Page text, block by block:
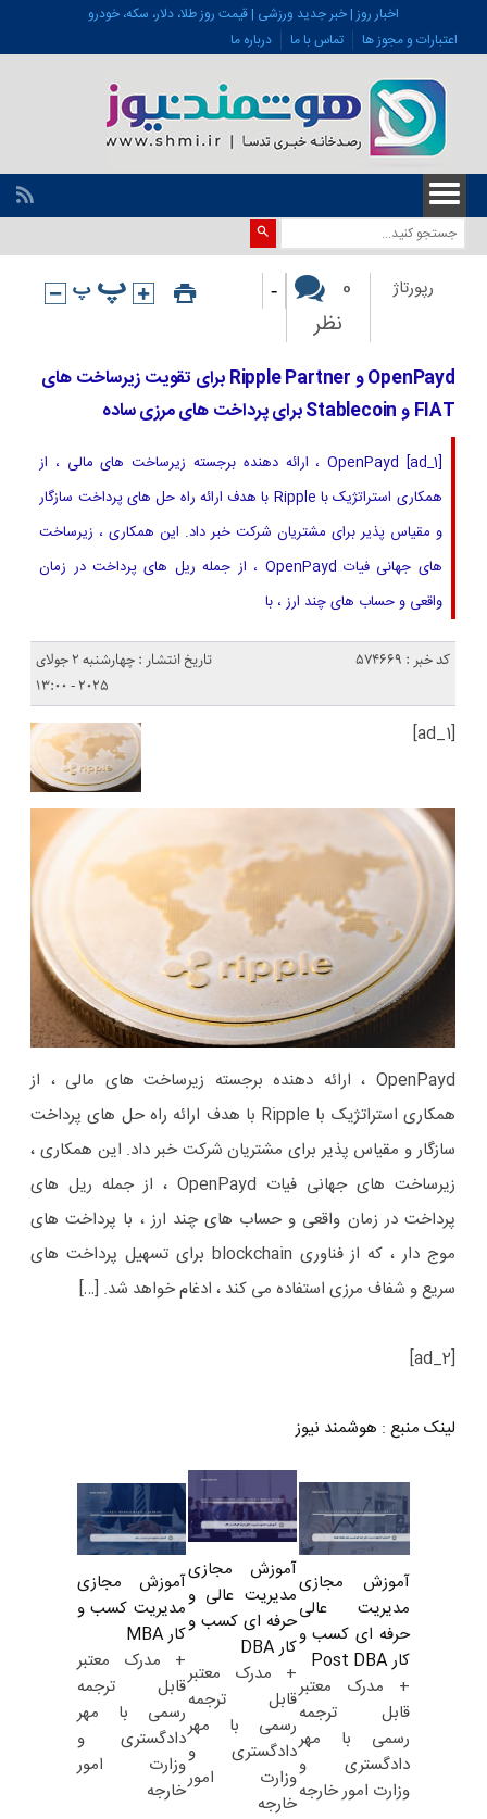
اخبار روز | خبر جدید ورزشی | قیمت روز طلا، دلار، سکه، خودرو
اعتبارات و مجوز ها
تماس با ما درباره ما
رپورتاژ
0
نظر
-
OpenPayd و Ripple Partner برای تقویت زیرساخت های
FIAT و Stablecoin برای پرداخت های مرزی ساده
[ad_1] OpenPayd ، ارائه دهنده برجسته زیرساخت های مالی ، از
همکاری استراتژیک با Ripple با هدف ارائه راه حل های پرداخت سازگار
و مقیاس پذیر برای مشتریان شرکت خبر داد. این همکاری ، زیرساخت
های جهانی فیات OpenPayd ، از جمله ریل های پرداخت در زمان
واقعی و حساب های چند ارز ، با
کد خبر : 574669
تاریخ انتشار : چهارشنبه 2 جولای
2025 - 13:00
[ad_1]
OpenPayd ، ارائه دهنده برجسته زیرساخت های مالی ، از
همکاری استراتژیک با Ripple با هدف ارائه راه حل های پرداخت
سازگار و مقیاس پذیر برای مشتریان شرکت خبر داد. این همکاری ،
زیرساخت های جهانی فیات OpenPayd ، از جمله ریل های
پرداخت در زمان واقعی و حساب های چند ارز ، با پرداخت های
موج دار ، که از فناوری blockchain برای تسهیل پرداخت های
سریع و شفاف مرزی استفاده می کند ، ادغام خواهد شد. […]
[ad_2]
لینک منبع : هوشمند نیوز
آموزش مجازی
مدیریت عالی
حرفه ای کسب و
کار Post DBA
+ مدرک معتبر
قابل ترجمه
رسمی با مهر
دادگستری و
وزارت امور خارجه
آموزش مجازی
مدیریت عالی و
حرفه ای کسب و
کار DBA
+ مدرک معتبر
قابل ترجمه
رسمی با مهر
دادگستری و
وزارت امور
خارجه
آموزش مجازی
مدیریت کسب و
کار MBA
+ مدرک معتبر
قابل ترجمه
رسمی با مهر
دادگستری و
وزارت امور
خارجه